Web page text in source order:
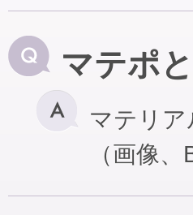
マテポ
マテリ
（画像